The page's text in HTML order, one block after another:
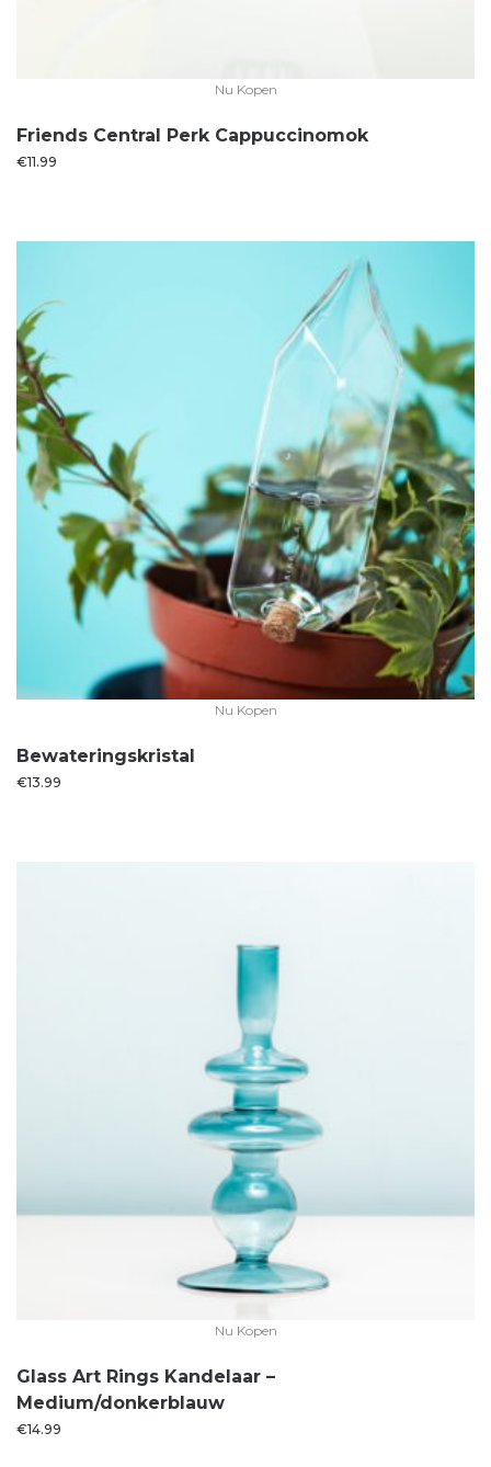
Nu Kopen
Friends Central Perk Cappuccinomok
€11.99
Nu Kopen
Bewateringskristal
€13.99
Nu Kopen
Glass Art Rings Kandelaar –
Medium/donkerblauw
€14.99